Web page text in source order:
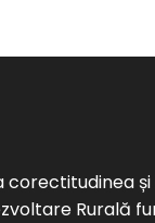
corectitudinea
Rurală